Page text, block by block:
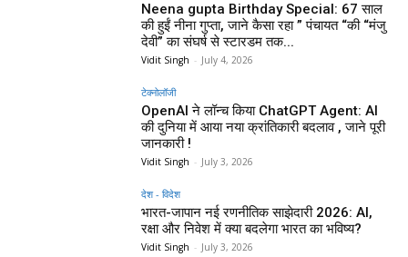
Neena gupta Birthday Special: 67 साल
की हुईं नीना गुप्ता, जाने कैसा रहा ” पंचायत “की “मंजु
देवी” का संघर्ष से स्टारडम तक...
Vidit Singh - July 4, 2026
टेक्नोलॉजी
OpenAI ने लॉन्च किया ChatGPT Agent: AI
की दुनिया में आया नया क्रांतिकारी बदलाव , जाने पूरी
जानकारी !
Vidit Singh - July 3, 2026
देश - विदेश
भारत-जापान नई रणनीतिक साझेदारी 2026: AI,
रक्षा और निवेश में क्या बदलेगा भारत का भविष्य?
Vidit Singh - July 3, 2026